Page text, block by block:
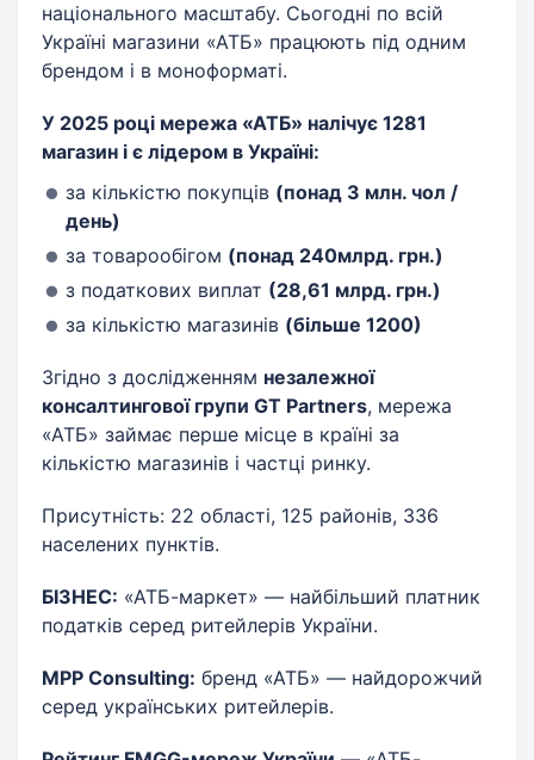
національного масштабу. Сьогодні по всій
Україні магазини «АТБ» працюють під одним
брендом і в моноформаті.
У 2025 році мережа «АТБ» налічує 1281
магазин і є лідером в Україні:
за кількістю покупців (понад 3 млн. чол /
день)
за товарообігом (понад 240млрд. грн.)
з податкових виплат (28,61 млрд. грн.)
за кількістю магазинів (більше 1200)
Згідно з дослідженням незалежної
консалтингової групи GT Partners, мережа
«АТБ» займає перше місце в країні за
кількістю магазинів і частці ринку.
Присутність: 22 області, 125 районів, 336
населених пунктів.
БІЗНЕС: «АТБ-маркет» — найбільший платник
податків серед ритейлерів України.
MPP Consulting: бренд «АТБ» — найдорожчий
серед українських ритейлерів.